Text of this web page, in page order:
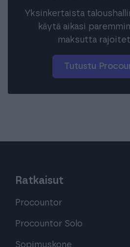
Yksinkertaista
käytä aikasi
maksutta
Tutustu
Ratkaisut
Procountor
Procountor Solo
Sopimuskone